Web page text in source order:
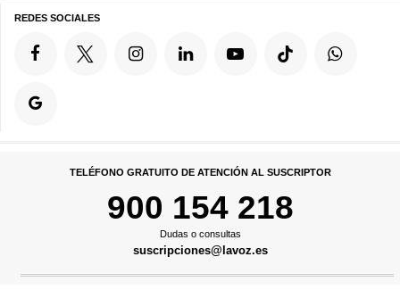
REDES SOCIALES
TELÉFONO GRATUITO DE ATENCIÓN AL SUSCRIPTOR
900 154 218
Dudas o consultas
suscripciones@lavoz.es